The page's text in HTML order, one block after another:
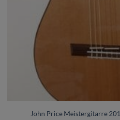
John Price Meistergitarre